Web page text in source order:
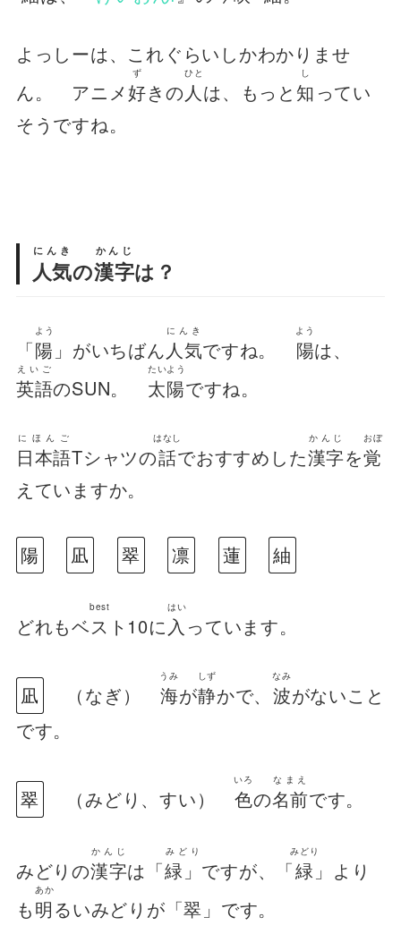
よっしーは、これぐらいしかわかりませ
ん。 アニメ好
ず
きの 人
ひと
は、もっと 知
し
ってい
そうですね。
人気
にんき
の漢字
かんじ
は？
「陽
よう
」がいちばん人気
にんき
ですね。 陽
よう
は、
英語
えいご
のSUN。 太陽
たいよう
ですね。
日本語
にほんご
Tシャツの話
はなし
でおすすめした漢字
かんじ
を覚
おぼ
えていますか。
陽 凪 翠 凛 蓮 紬
どれもベスト
best
10に 入
はい
っています。
凪 （なぎ） 海
うみ
が静
しず
かで、 波
なみ
がないこと
です。
翠 （みどり、すい） 色
いろ
の名前
なまえ
です。
みどりの漢字
かんじ
は「緑」
みどり
ですが、「緑
みどり
」より
も明
あか
るいみどりが「翠」です。